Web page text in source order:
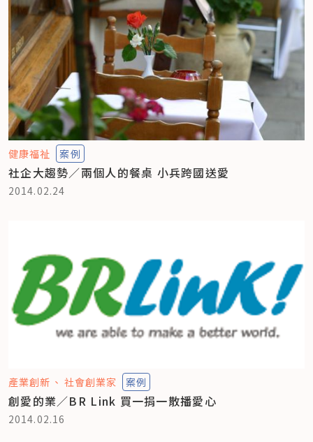
健康福祉 案例
社企大趨勢／兩個人的餐桌 小兵跨國送愛
2014.02.24
產業創新 社會創業家 案例
創愛的業／BR Link 買一捐一散播愛心
2014.02.16